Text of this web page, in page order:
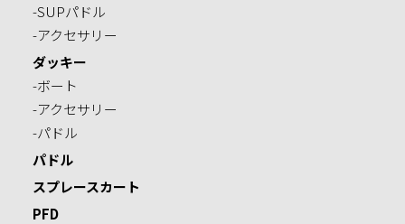
-SUPパドル
-アクセサリー
ダッキー
-ボート
-アクセサリー
-パドル
パドル
スプレースカート
PFD